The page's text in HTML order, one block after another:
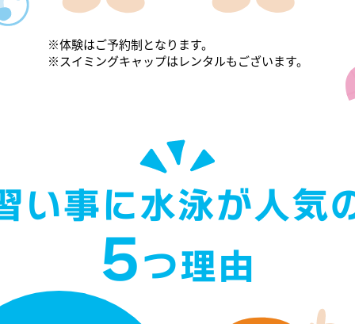
※体験はご予約制となります。
※スイミングキャップはレンタルもございます。
い事に水泳が人気
5つ理由